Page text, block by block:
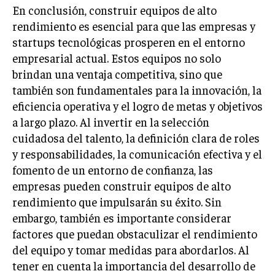
En conclusión, construir equipos de alto
rendimiento es esencial para que las empresas y
startups tecnológicas prosperen en el entorno
empresarial actual. Estos equipos no solo
brindan una ventaja competitiva, sino que
también son fundamentales para la innovación, la
eficiencia operativa y el logro de metas y objetivos
a largo plazo. Al invertir en la selección
cuidadosa del talento, la definición clara de roles
y responsabilidades, la comunicación efectiva y el
fomento de un entorno de confianza, las
empresas pueden construir equipos de alto
rendimiento que impulsarán su éxito. Sin
embargo, también es importante considerar
factores que puedan obstaculizar el rendimiento
del equipo y tomar medidas para abordarlos. Al
tener en cuenta la importancia del desarrollo de